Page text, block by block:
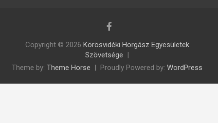
Copyright © 2026 Körösvidéki Horgász Egyesületek
Szövetsége
Theme by: Theme Horse Proudly Powered by: WordPress